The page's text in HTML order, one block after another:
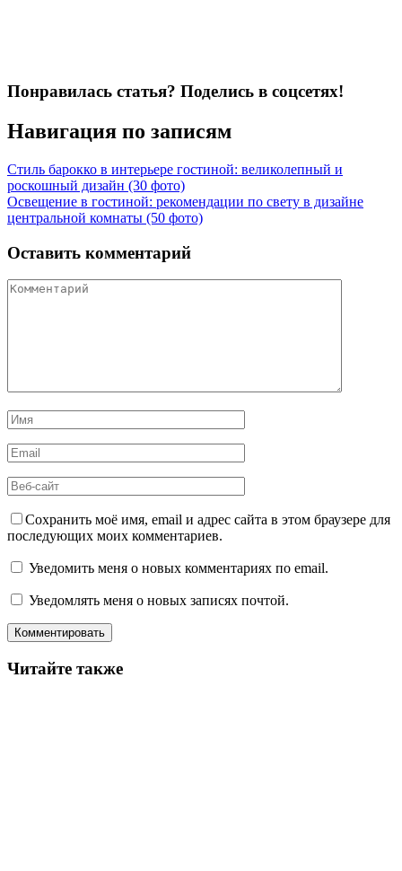
Понравилась статья? Поделись в соцсетях!
Навигация по записям
Стиль барокко в интерьере гостиной: великолепный и
роскошный дизайн (30 фото)
Освещение в гостиной: рекомендации по свету в дизайне
центральной комнаты (50 фото)
Оставить комментарий
Сохранить моё имя, email и адрес сайта в этом браузере для
последующих моих комментариев.
Уведомить меня о новых комментариях по email.
Уведомлять меня о новых записях почтой.
Читайте также